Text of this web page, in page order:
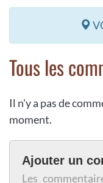
Tous les
Il n'y a pas de
moment.
Ajouter un
Les